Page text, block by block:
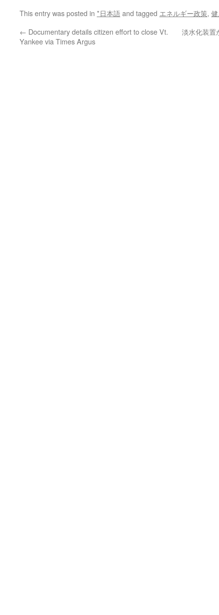
This entry was posted in *日本語and tagged エネルギー政策,
← Documentary details citizen effort to close Vt.
Yankee via Times Argus
淡水化装